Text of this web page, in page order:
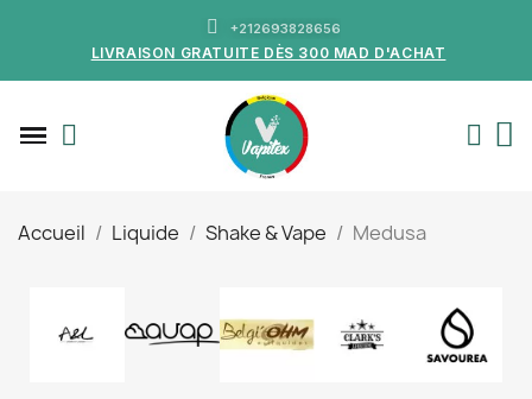
+212693828656
LIVRAISON GRATUITE DÈS 300 MAD D'ACHAT
Accueil Liquide Shake & Vape Medusa